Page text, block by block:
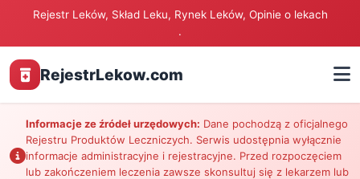
Rejestr Leków, Skład Leku, Rynek Leków, Opinie o lekach
.
RejestrLekow.com
Informacje ze źródeł urzędowych: Dane pochodzą z oficjalnego
Rejestru Produktów Leczniczych. Serwis udostępnia wyłącznie
informacje administracyjne i rejestracyjne. Przed rozpoczęciem
lub zakończeniem leczenia zawsze skonsultuj się z lekarzem lub